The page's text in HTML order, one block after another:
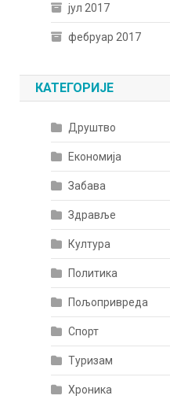
јул 2017
фебруар 2017
КАТЕГОРИЈЕ
Друштво
Економија
Забава
Здравље
Култура
Политика
Пољопривреда
Спорт
Туризам
Хроника